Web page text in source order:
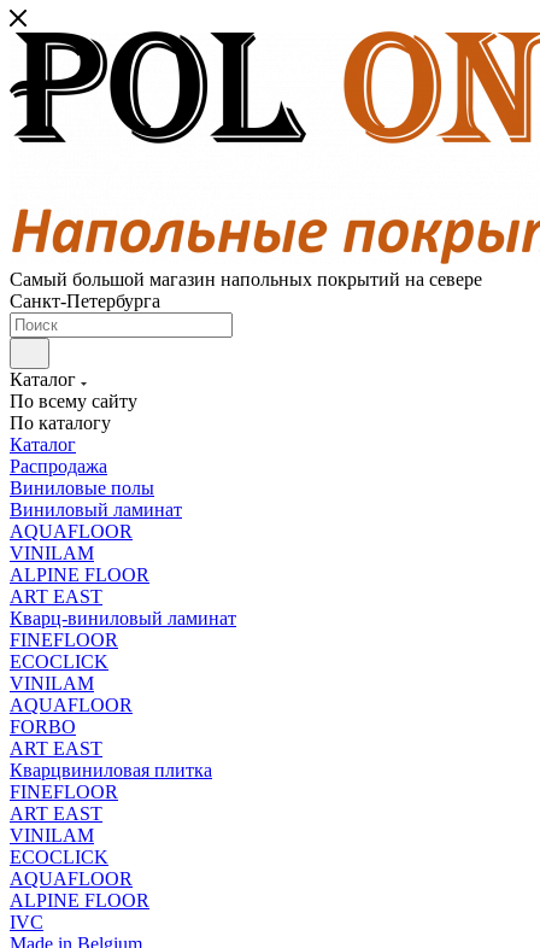
Самый большой магазин напольных покрытий на севере
Санкт-Петербурга
Каталог
По всему сайту
По каталогу
Каталог
Распродажа
Виниловые полы
Виниловый ламинат
AQUAFLOOR
VINILAM
ALPINE FLOOR
ART EAST
Кварц-виниловый ламинат
FINEFLOOR
ECOCLICK
VINILAM
AQUAFLOOR
FORBO
ART EAST
Кварцвиниловая плитка
FINEFLOOR
ART EAST
VINILAM
ECOCLICK
AQUAFLOOR
ALPINE FLOOR
IVC
Made in Belgium